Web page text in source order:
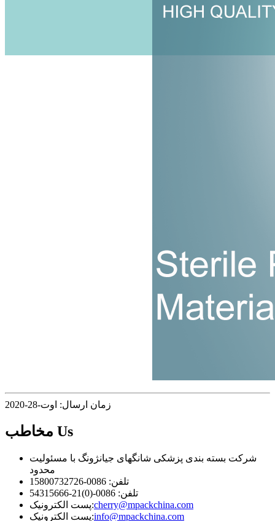
زمان ارسال: اوت-28-2020
مخاطب Us
شرکت بسته بندی پزشکی شانگهای جیانژونگ با مسئولیت
محدود
تلفن: 0086-15800732726
تلفن: 0086-(0)21-54315666
پست الکترونیک:cherry@mpackchina.com
پست الکترونیک:info@mpackchina.com